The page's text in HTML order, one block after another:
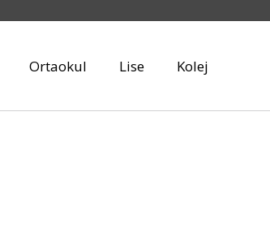
Ortaokul Lise Kolej